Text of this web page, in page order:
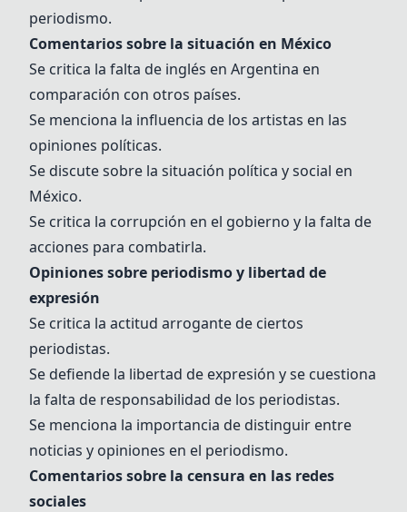
periodismo.
Comentarios sobre la situación en México
Se critica la falta de inglés en Argentina en
comparación con otros países.
Se menciona la influencia de los artistas en las
opiniones políticas.
Se discute sobre la situación política y social en
México.
Se critica la corrupción en el gobierno y la falta de
acciones para combatirla.
Opiniones sobre periodismo y libertad de
expresión
Se critica la actitud arrogante de ciertos
periodistas.
Se defiende la libertad de expresión y se cuestiona
la falta de responsabilidad de los periodistas.
Se menciona la importancia de distinguir entre
noticias y opiniones en el periodismo.
Comentarios sobre la censura en las redes
sociales